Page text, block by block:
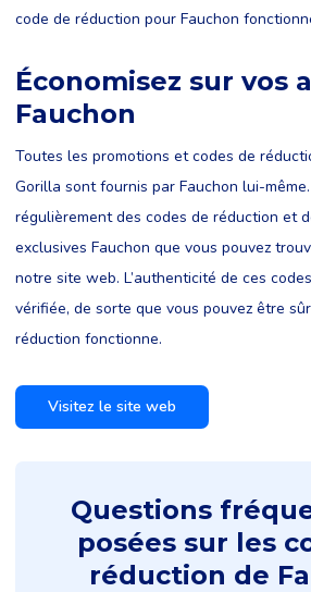
code de réduction pour Fauchon
Économisez sur vos
Fauchon
Toutes les promotions et codes de
Gorilla sont fournis par Fauchon lui-
régulièrement des codes de réduction et
exclusives Fauchon que vous pouvez
notre site web. L’authenticité de ces
vérifiée, de sorte que vous pouvez être
réduction fonctionne.
Visitez le site web
Questions
posées sur les
réduction de